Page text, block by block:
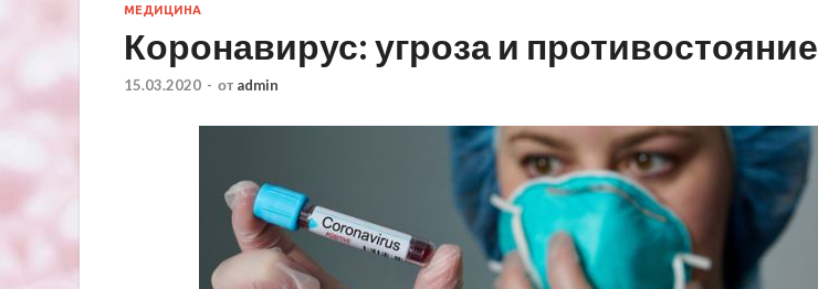
МЕДИЦИНА
Коронавирус: угроза и противостояние
15.03.2020 - от admin